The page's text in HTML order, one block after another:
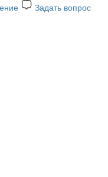
Задать вопрос